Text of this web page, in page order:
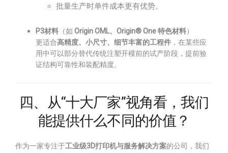
批量生产时单件成本更有优势。
P3材料 （如 Origin OML、Origin® One 特色材料）
更适合高精度、小尺寸、细节丰富的工程件 ，在某些应
用中可以部分替代传统注塑开模前的试产阶段，提前验
证结构可靠性和装配精度。
四、从“十大厂家”视角看，我们
能提供什么不同的价值？
作为一家专注于工业级3D打印机与服务解决方案的公司，我们